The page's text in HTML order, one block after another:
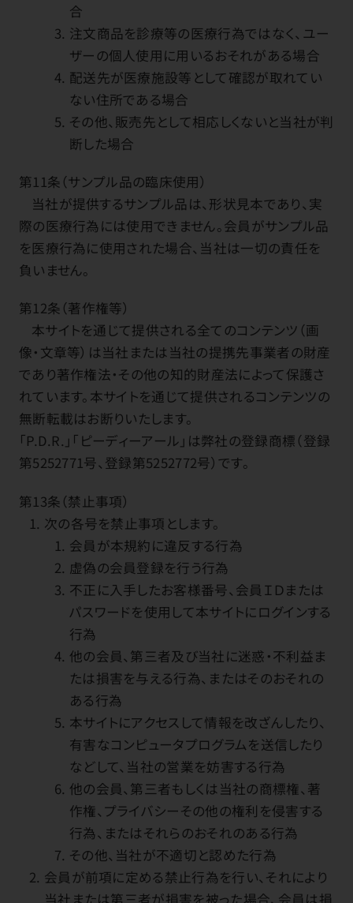
合
注文商品を診療等の医療行為ではなく、ユー
ザーの個人使用に用いるおそれがある場合
配送先が医療施設等として確認が取れてい
ない住所である場合
その他、販売先として相応しくないと当社が判
断した場合
第11条（サンプル品の臨床使用）
当社が提供するサンプル品は、形状見本であり、実
際の医療行為には使用できません。会員がサンプル品
を医療行為に使用された場合、当社は一切の責任を
負いません。
第12条（著作権等）
本サイトを通じて提供される全てのコンテンツ（画
像・文章等）は当社または当社の提携先事業者の財産
であり著作権法・その他の知的財産法によって保護さ
れています。本サイトを通じて提供されるコンテンツの
無断転載はお断りいたします。
「P.D.R.」「ピーディーアール」は弊社の登録商標（登録
第5252771号、登録第5252772号）です。
第13条（禁止事項）
次の各号を禁止事項とします。
会員が本規約に違反する行為
虚偽の会員登録を行う行為
不正に入手したお客様番号、会員ＩＤまたは
パスワードを使用して本サイトにログインする
行為
他の会員、第三者及び当社に迷惑・不利益ま
たは損害を与える行為、またはそのおそれの
ある行為
本サイトにアクセスして情報を改ざんしたり、
有害なコンピュータプログラムを送信したり
などして、当社の営業を妨害する行為
他の会員、第三者もしくは当社の商標権、著
作権、プライバシーその他の権利を侵害する
行為、またはそれらのおそれのある行為
その他、当社が不適切と認めた行為
会員が前項に定める禁止行為を行い、それにより
当社または第三者が損害を被った場合、会員は損